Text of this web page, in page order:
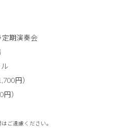
期演奏会
円）
）
はご遠慮ください。